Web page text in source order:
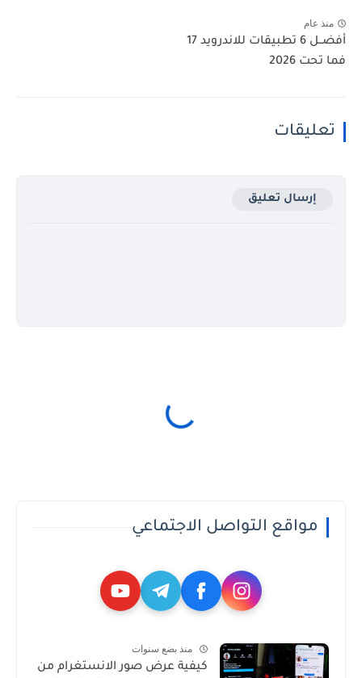
منذ عام
أفضــل 6 تطبيقات للاندرويد 17
فما تحت 2026
تعليقات
إرسال تعليق
مواقع التواصل الاجتماعي
منذ بضع سنوات
كيفية عرض صور الانستغرام من